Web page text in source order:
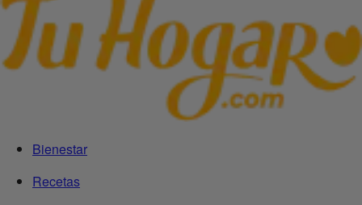
Bienestar
Recetas